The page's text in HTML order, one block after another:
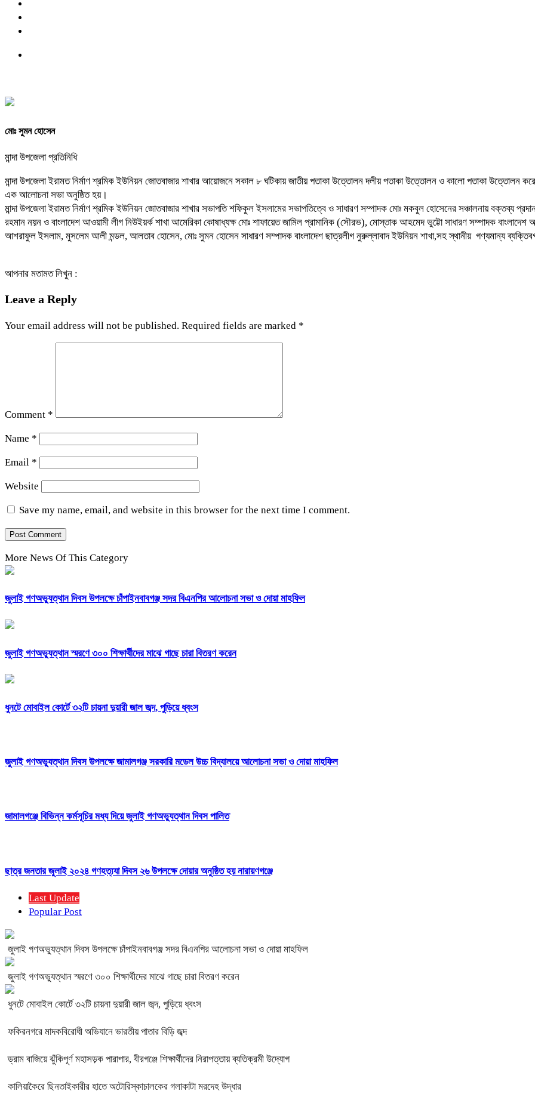
মোঃ সুমন হোসেন
মান্দা উপজেলা প্রতিনিধি
মান্দা উপজেলা ইরামত নির্মাণ শ্রমিক ইউনিয়ন জোতবাজার শাখার আয়োজনে সকাল ৮ ঘটিকায় জাতীয় পতাকা উত্তোলন দলীয় পতাকা উত্তোলন ও কালো পতাকা উত্তোলন
এক আলোচনা সভা অনুষ্ঠিত হয়।
মান্দা উপজেলা ইরামত নির্মাণ শ্রমিক ইউনিয়ন জোতবাজার শাখার সভাপতি শফিকুল ইসলামের সভাপতিত্বে ও সাধারণ সম্পাদক মোঃ মকবুল হোসেনের সঞ্চালনায় বক্তব্য
রহমান নয়ন ও বাংলাদেশ আওয়ামী লীগ নিউইয়র্ক শাখা আমেরিকা কোষাধ্যক্ষ মোঃ শাফায়েত জামিল প্রামানিক (সৌরভ), মোস্তাক আহমেদ ভুট্টো সাধারণ সম্পাদক
আশরাফুল ইসলাম, মুসলেম আলী মন্ডল, আলতাব হোসেন, মোঃ সুমন হোসেন সাধারণ সম্পাদক বাংলাদেশ ছাত্রলীগ নুরুল্লাবাদ ইউনিয়ন শাখা,সহ স্থানীয় গণ্যমান্য
আপনার মতামত লিখুন :
Leave a Reply
Your email address will not be published. Required fields are marked *
Comment *
Name *
Email *
Website
Save my name, email, and website in this browser for the next time I comment.
More News Of This Category
জুলাই গণঅভ্যুত্থান দিবস উপলক্ষে চাঁপাইনবাবগঞ্জ সদর বিএনপির আলোচনা সভা ও দোয়া মাহফিল
জুলাই গণঅভ্যুত্থান স্মরণে ৩০০ শিক্ষার্থীদের মাঝে গাছে চারা বিতরণ করেন
ধুনটে মোবাইল কোর্টে ৩২টি চায়না দুয়ারী জাল জব্দ, পুড়িয়ে ধ্বংস
জুলাই গণঅভ্যুত্থান দিবস উপলক্ষে জামালগঞ্জ সরকারি মডেল উচ্চ বিদ্যালয়ে আলোচনা সভা ও দোয়া মাহফিল
জামালগঞ্জে বিভিন্ন কর্মসূচির মধ্য দিয়ে জুলাই গণঅভ্যুত্থান দিবস পালিত
ছাত্র জনতার জুলাই ২০২৪ গণহত্য্যা দিবস ২৬ উপলক্ষে দোয়ার অনুষ্ঠিত হয় নারায়ণগঞ্জে
Last Update
Popular Post
জুলাই গণঅভ্যুত্থান দিবস উপলক্ষে চাঁপাইনবাবগঞ্জ সদর বিএনপির আলোচনা সভা ও দোয়া মাহফিল
জুলাই গণঅভ্যুত্থান স্মরণে ৩০০ শিক্ষার্থীদের মাঝে গাছে চারা বিতরণ করেন
ধুনটে মোবাইল কোর্টে ৩২টি চায়না দুয়ারী জাল জব্দ, পুড়িয়ে ধ্বংস
ফকিরনগরে মাদকবিরোধী অভিযানে ভারতীয় পাতার বিড়ি জব্দ
ড্রাম বাজিয়ে ঝুঁকিপূর্ণ মহাসড়ক পারাপার, বীরগঞ্জে শিক্ষার্থীদের নিরাপত্তায় ব্যতিক্রমী উদ্যোগ
কালিয়াকৈরে ছিনতাইকারীর হাতে অটোরিস্কাচালকের গলাকাটা মরদেহ উদ্ধার